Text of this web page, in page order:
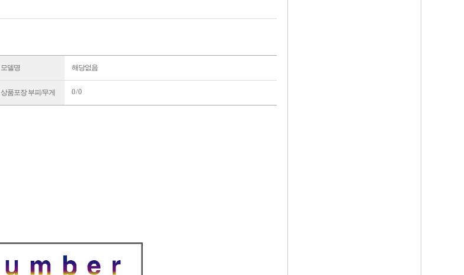
모델명 해당없음
상품포장 부피/무게 0 / 0